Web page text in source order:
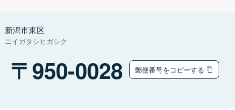
新潟市東区
ニイガタシヒガシク
950-0028 郵便番号をコピーする